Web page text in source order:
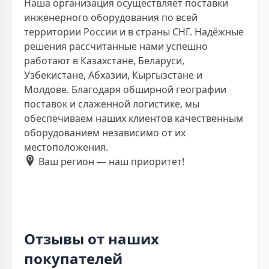
Наша организация осуществляет поставки
инженерного оборудования по всей
территории России и в страны СНГ. Надёжные
решения рассчитанные нами успешно
работают в Казахстане, Беларуси,
Узбекистане, Абхазии, Кыргызстане и
Молдове. Благодаря обширной географии
поставок и слаженной логистике, мы
обеспечиваем наших клиентов качественным
оборудованием независимо от их
местоположения.
Ваш регион — наш приоритет!
Отзывы от наших
покупателей